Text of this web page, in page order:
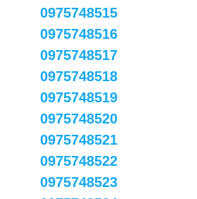
0975748515
0975748516
0975748517
0975748518
0975748519
0975748520
0975748521
0975748522
0975748523